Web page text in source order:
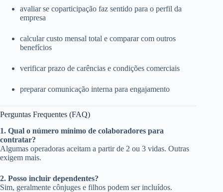
avaliar se coparticipação faz sentido para o perfil da
empresa
calcular custo mensal total e comparar com outros
benefícios
verificar prazo de carências e condições comerciais
preparar comunicação interna para engajamento
Perguntas Frequentes (FAQ)
1. Qual o número mínimo de colaboradores para
contratar?
Algumas operadoras aceitam a partir de 2 ou 3 vidas. Outras
exigem mais.
2. Posso incluir dependentes?
Sim, geralmente cônjuges e filhos podem ser incluídos.